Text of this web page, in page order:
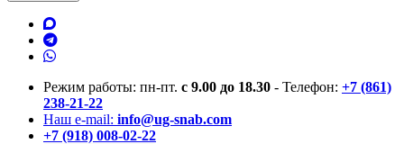
Режим работы: пн-пт. с 9.00 до 18.30 - Телефон: +7 (861)
238-21-22
Наш e-mail: info@ug-snab.com
+7 (918) 008-02-22